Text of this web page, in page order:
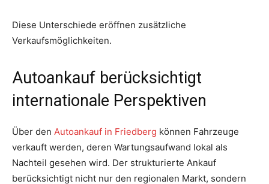
Diese Unterschiede eröffnen zusätzliche
Verkaufsmöglichkeiten.
Autoankauf berücksichtigt
internationale Perspektiven
Über den Autoankauf in Friedberg können Fahrzeuge
verkauft werden, deren Wartungsaufwand lokal als
Nachteil gesehen wird. Der strukturierte Ankauf
berücksichtigt nicht nur den regionalen Markt, sondern